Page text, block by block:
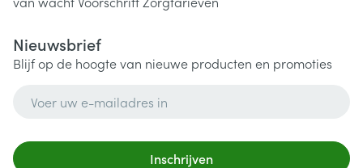
Nieuwsbrief
Blijf op de hoogte van nieuwe producten en promoties
Inschrijven